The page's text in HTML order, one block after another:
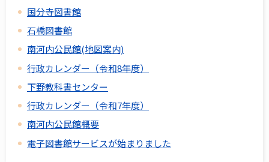
国分寺図書館
石橋図書館
南河内公民館(地図案内)
行政カレンダー（令和8年度）
下野教科書センター
行政カレンダー（令和7年度）
南河内公民館概要
電子図書館サービスが始まりました